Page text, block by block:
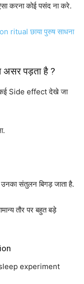
करना कोई पसंद ना करे.
छाया पुरुष साधना
असर पड़ता है ?
कई Side effect देखे जा
संतुलन बिगड़ जाता है.
तौर पर बहुत बड़े
sleep experiment